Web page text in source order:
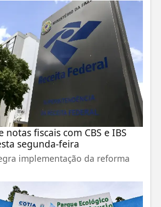
notas fiscais com CBS e IBS
segunda-feira
implementação da reforma